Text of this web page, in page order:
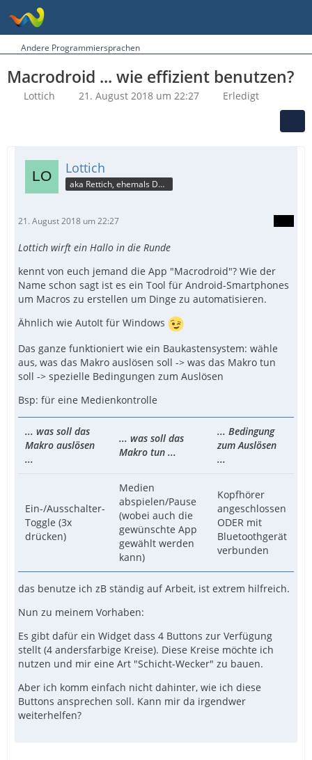
Andere Programmiersprachen
Macrodroid ... wie effizient benutzen?
Lottich 21. August 2018 um 22:27 Erledigt
Lottich
aka Rettich, ehemals DAU
21. August 2018 um 22:27
Lottich wirft ein Hallo in die Runde
kennt von euch jemand die App "Macrodroid"? Wie der
Name schon sagt ist es ein Tool für Android-Smartphones
um Macros zu erstellen um Dinge zu automatisieren.
Ähnlich wie AutoIt für Windows
Das ganze funktioniert wie ein Baukastensystem: wähle
aus, was das Makro auslösen soll -> was das Makro tun
soll -> spezielle Bedingungen zum Auslösen
Bsp: für eine Medienkontrolle
... was soll das
Makro auslösen
...
... was soll das
Makro tun ...
... Bedingung
zum Auslösen
...
Ein-/Ausschalter-
Toggle (3x
drücken)
Medien
abspielen/Pause
(wobei auch die
gewünschte App
gewählt werden
kann)
Kopfhörer
angeschlossen
ODER mit
Bluetoothgerät
verbunden
das benutze ich zB ständig auf Arbeit, ist extrem hilfreich.
Nun zu meinem Vorhaben:
Es gibt dafür ein Widget dass 4 Buttons zur Verfügung
stellt (4 andersfarbige Kreise). Diese Kreise möchte ich
nutzen und mir eine Art "Schicht-Wecker" zu bauen.
Aber ich komm einfach nicht dahinter, wie ich diese
Buttons ansprechen soll. Kann mir da irgendwer
weiterhelfen?